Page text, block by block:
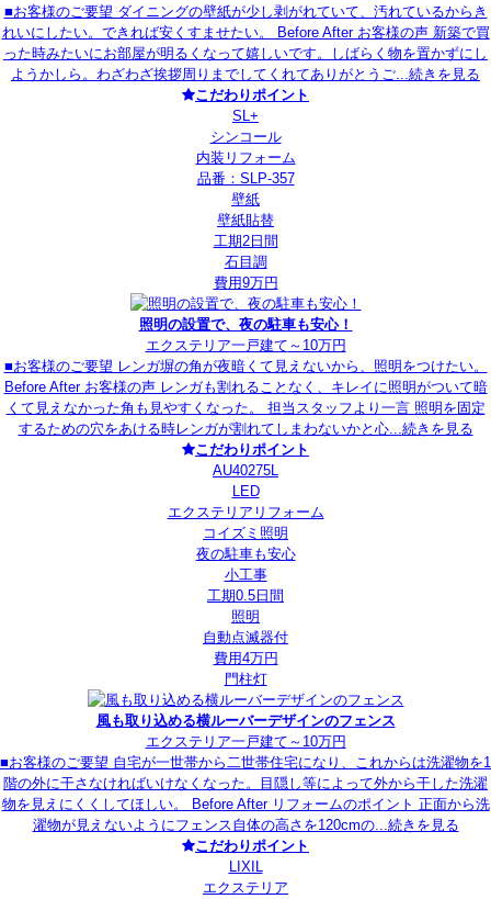
■お客様のご要望 ダイニングの壁紙が少し剥がれていて、汚れているからき
れいにしたい。できれば安くすませたい。 Before After お客様の声 新築で買
った時みたいにお部屋が明るくなって嬉しいです。しばらく物を置かずにし
ようかしら。わざわざ挨拶周りまでしてくれてありがとうご...続きを見る
こだわりポイント
SL+
シンコール
内装リフォーム
品番：SLP-357
壁紙
壁紙貼替
工期2日間
石目調
費用9万円
照明の設置で、夜の駐車も安心！
エクステリア一戸建て ～10万円
■お客様のご要望 レンガ塀の角が夜暗くて見えないから、照明をつけたい。
Before After お客様の声 レンガも割れることなく、キレイに照明がついて暗
くて見えなかった角も見やすくなった。 担当スタッフより一言 照明を固定
するための穴をあける時レンガが割れてしまわないかと心...続きを見る
こだわりポイント
AU40275L
LED
エクステリアリフォーム
コイズミ照明
夜の駐車も安心
小工事
工期0.5日間
照明
自動点滅器付
費用4万円
門柱灯
風も取り込める横ルーバーデザインのフェンス
エクステリア一戸建て ～10万円
■お客様のご要望 自宅が一世帯から二世帯住宅になり、これからは洗濯物を1
階の外に干さなければいけなくなった。目隠し等によって外から干した洗濯
物を見えにくくしてほしい。 Before After リフォームのポイント 正面から洗
濯物が見えないようにフェンス自体の高さを120cmの...続きを見る
こだわりポイント
LIXIL
エクステリア